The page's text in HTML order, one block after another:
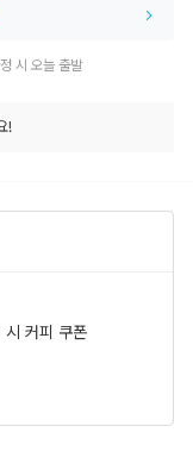
시 오늘 출발
!
시 커피 쿠폰